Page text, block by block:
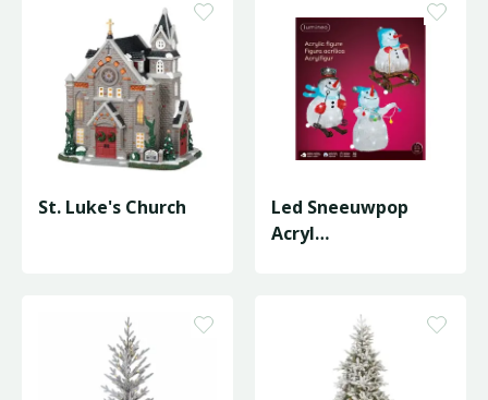
St. Luke's Church
Led Sneeuwpop
Acryl
L.21.5W.29.5H…